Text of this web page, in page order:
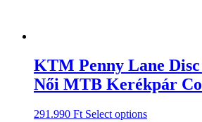
KTM Penny Lane
Női MTB Kerékpár
291.990 Ft Select options